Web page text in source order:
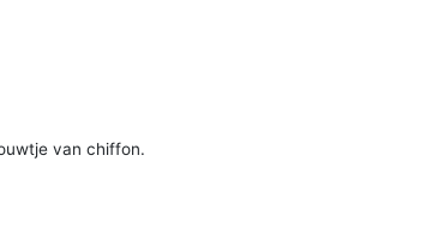
van chiffon.